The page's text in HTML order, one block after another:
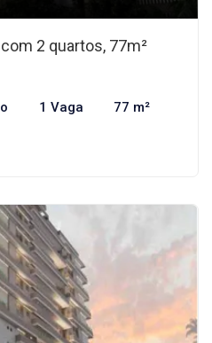
2 quartos, 77m²
1 Vaga 77 m²